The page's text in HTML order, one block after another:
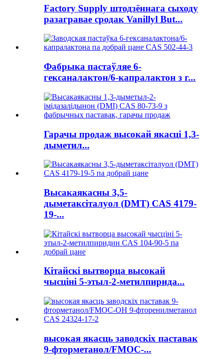
Factory Supply штодзённага сыходу
разагравае сродак Vanillyl But...
Фабрыка пастаўляе 6-
гексаналактон/6-капралактон з г...
Гарачы продаж высокай якасці 1,3-
дыметил...
Высакаякасны 3,5-
дыметаксіталуол (DMT) CAS 4179-
19-...
Кітайскі вытворца высокай
чысціні 5-этыл-2-метилпирида...
высокая якасць заводскіх паставак
9-фторметанол/FMOC-...